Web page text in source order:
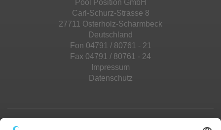
Pool Position GmbH
Carl-Schurz-Strasse 8
27711 Osterholz-Scharmbeck
Deutschland
Fon 04791 / 80761 - 21
Fax 04791 / 80761 - 24
Impressum
Datenschutz